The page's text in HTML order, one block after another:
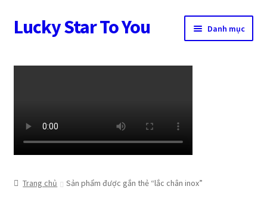
Đi
đến
hướng
Chuyển
đến
dung
Lucky Star To You Danh mục
Cửa hàng
Tài khoản
Trang chủ Sản phẩm được gắn thẻ “lắc chân inox”